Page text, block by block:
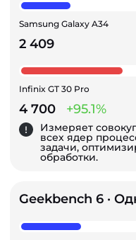
Samsung Galaxy A34
2 409
Infinix GT 30 Pro
4 700 +95.1%
Измеряет
всех ядер
задачи,
обработки.
Geekbench 6 ·